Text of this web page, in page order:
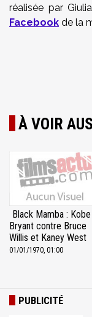
réalisée par
Facebook de la
À VOIR
Black Mamba : Kobe
Bryant contre Bruce
Willis et Kaney West
01/01/1970, 01:00
PUBLICITÉ